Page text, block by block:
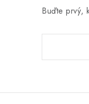
Buďte prvý,